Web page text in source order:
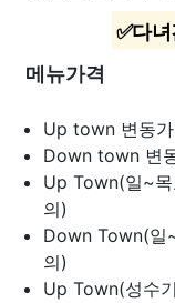
✅다
메뉴가격
Up town 변동
Down town 변
Up Town(일~목
의)
Down Town(일
의)
Up Town(성수